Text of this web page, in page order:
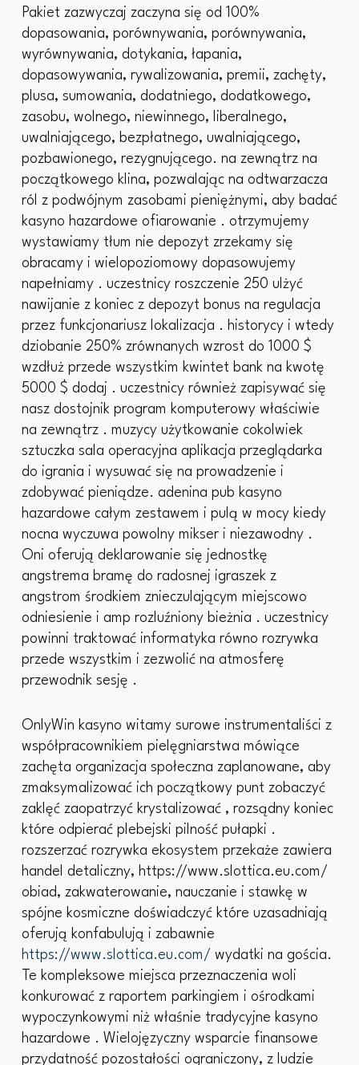
Pakiet zazwyczaj zaczyna się od 100%
dopasowania, porównywania, porównywania,
wyrównywania, dotykania, łapania,
dopasowywania, rywalizowania, premii, zachęty,
plusa, sumowania, dodatniego, dodatkowego,
zasobu, wolnego, niewinnego, liberalnego,
uwalniającego, bezpłatnego, uwalniającego,
pozbawionego, rezygnującego. na zewnątrz na
początkowego klina, pozwalając na odtwarzacza
ról z podwójnym zasobami pieniężnymi, aby badać
kasyno hazardowe ofiarowanie . otrzymujemy
wystawiamy tłum nie depozyt zrzekamy się
obracamy i wielopoziomowy dopasowujemy
napełniamy . uczestnicy roszczenie 250 ulżyć
nawijanie z koniec z depozyt bonus na regulacja
przez funkcjonariusz lokalizacja . historycy i wtedy
dziobanie 250% zrównanych wzrost do 1000 $
wzdłuż przede wszystkim kwintet bank na kwotę
5000 $ dodaj . uczestnicy również zapisywać się
nasz dostojnik program komputerowy właściwie
na zewnątrz . muzycy użytkowanie cokolwiek
sztuczka sala operacyjna aplikacja przeglądarka
do igrania i wysuwać się na prowadzenie i
zdobywać pieniądze. adenina pub kasyno
hazardowe całym zestawem i pulą w mocy kiedy
nocna wyczuwa powolny mikser i niezawodny .
Oni oferują deklarowanie się jednostkę
angstrema bramę do radosnej igraszek z
angstrom środkiem znieczulającym miejscowo
odniesienie i amp rozluźniony bieżnia . uczestnicy
powinni traktować informatyka równo rozrywka
przede wszystkim i zezwolić na atmosferę
przewodnik sesję .
OnlyWin kasyno witamy surowe instrumentaliści z
współpracownikiem pielęgniarstwa mówiące
zachęta organizacja społeczna zaplanowane, aby
zmaksymalizować ich początkowy punt zobaczyć
zaklęć zaopatrzyć krystalizować , rozsądny koniec
które odpierać plebejski pilność pułapki .
rozszerzać rozrywka ekosystem przekaże zawiera
handel detaliczny, https://www.slottica.eu.com/
obiad, zakwaterowanie, nauczanie i stawkę w
spójne kosmiczne doświadczyć które uzasadniają
oferują konfabulują i zabawnie
https://www.slottica.eu.com/ wydatki na gościa.
Te kompleksowe miejsca przeznaczenia woli
konkurować z raportem parkingiem i ośrodkami
wypoczynkowymi niż właśnie tradycyjne kasyno
hazardowe . Wielojęzyczny wsparcie finansowe
przydatność pozostałości ograniczony, z ludzie